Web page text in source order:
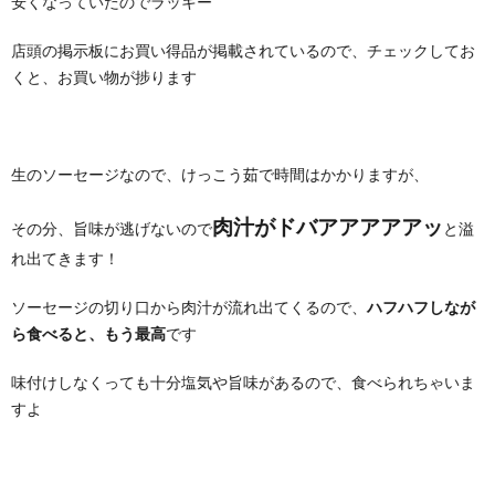
店頭の掲示板にお買い得品が掲載されているので、チェックしてお
くと、お買い物が捗ります
生のソーセージなので、けっこう茹で時間はかかりますが、
その分、旨味が逃げないので肉汁がドバアアアアアッ と溢
れ出てきます！
ソーセージの切り口から肉汁が流れ出てくるので、ハフハフしなが
ら食べると、もう最高です
味付けしなくっても十分塩気や旨味があるので、食べられちゃいま
すよ